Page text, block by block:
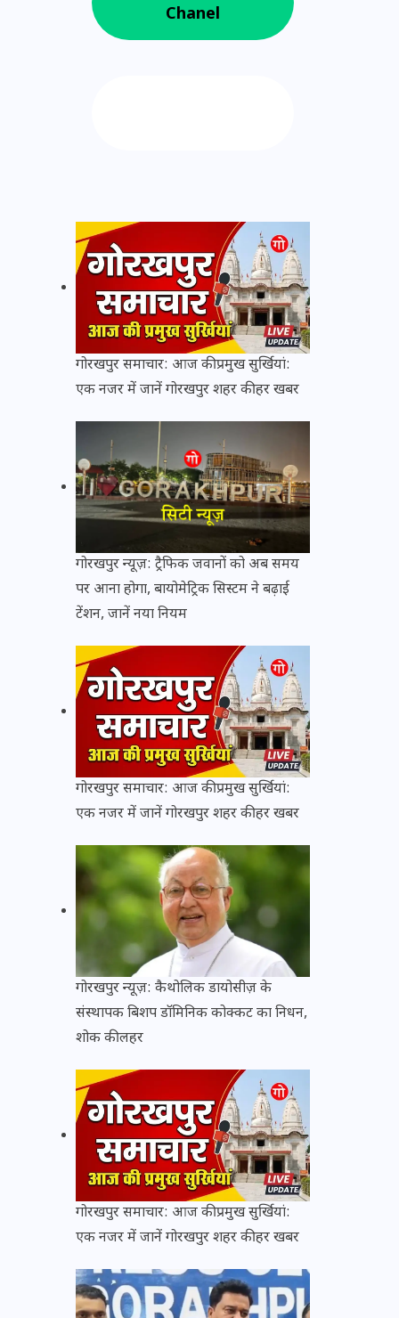
Chanel
गोरखपुर समाचार: आज की प्रमुख सुर्खियां:
एक नजर में जानें गोरखपुर शहर की हर खबर
गोरखपुर न्यूज़: ट्रैफिक जवानों को अब समय
पर आना होगा, बायोमेट्रिक सिस्टम ने बढ़ाई
टेंशन, जानें नया नियम
गोरखपुर समाचार: आज की प्रमुख सुर्खियां:
एक नजर में जानें गोरखपुर शहर की हर खबर
गोरखपुर न्यूज़: कैथोलिक डायोसीज़ के
संस्थापक बिशप डॉमिनिक कोक्कट का निधन,
शोक की लहर
गोरखपुर समाचार: आज की प्रमुख सुर्खियां:
एक नजर में जानें गोरखपुर शहर की हर खबर